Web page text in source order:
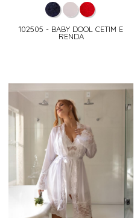
102505 - BABY DOOL CETIM E
RENDA